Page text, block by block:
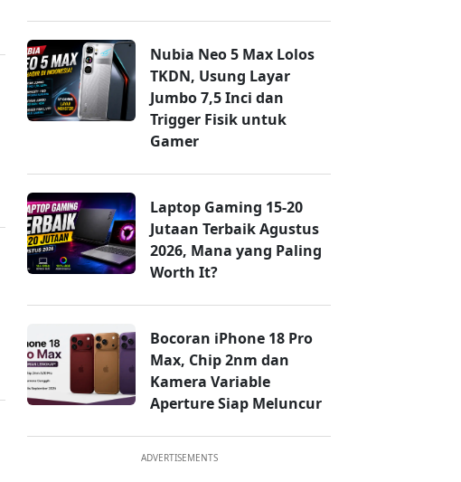
Nubia Neo 5 Max Lolos
TKDN, Usung Layar
Jumbo 7,5 Inci dan
Trigger Fisik untuk
Gamer
Laptop Gaming 15-20
Jutaan Terbaik Agustus
2026, Mana yang Paling
Worth It?
Bocoran iPhone 18 Pro
Max, Chip 2nm dan
Kamera Variable
Aperture Siap Meluncur
ADVERTISEMENTS